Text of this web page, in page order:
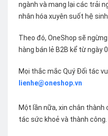
ngành và mang lại các trải
nhân hóa xuyên suốt hệ
Theo đó, OneShop sẽ
hàng bán lẻ B2B kể từ ngày
Mọi thắc mắc Quý Đối tác
lienhe@oneshop.vn
Một lần nữa, xin chân thành
tác sức khoẻ và thành công.